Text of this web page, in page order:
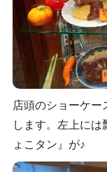
店頭のショーケー
します。左上に
ょこタン』が♪